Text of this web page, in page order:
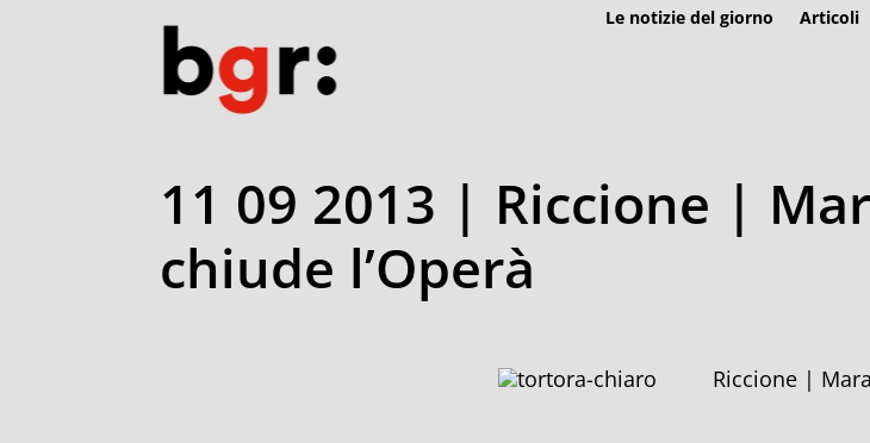
Le notizie del giorno Articoli
11 09 2013 | Riccione |
chiude l’Operà
Riccione |